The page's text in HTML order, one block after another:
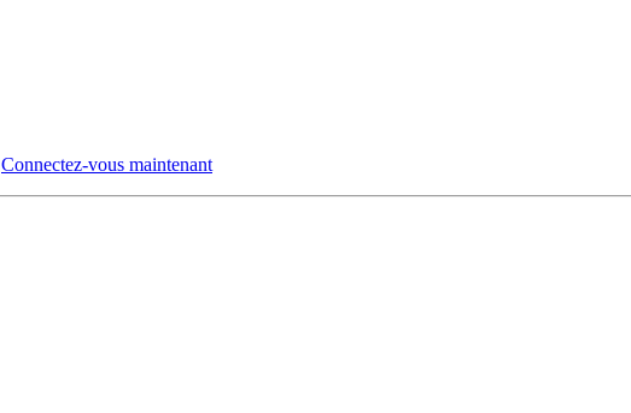
Connectez-vous maintenant